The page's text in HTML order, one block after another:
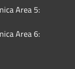
Area 5:
Area 6: